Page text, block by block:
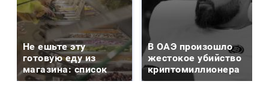
Не ешьте эту
готовую еду из
магазина: список
В ОАЭ произошло
жестокое убийство
криптомиллионера